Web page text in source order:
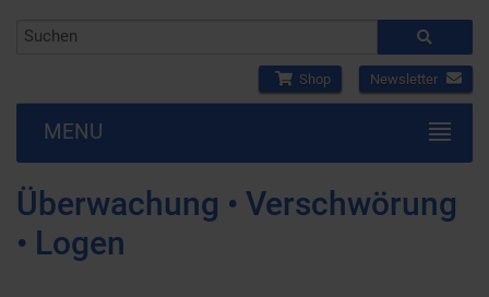
Shop Newsletter
MENU
Überwachung • Verschwörung
• Logen